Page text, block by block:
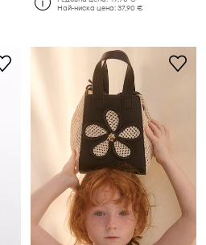
Най-ниска цена:37,90 €